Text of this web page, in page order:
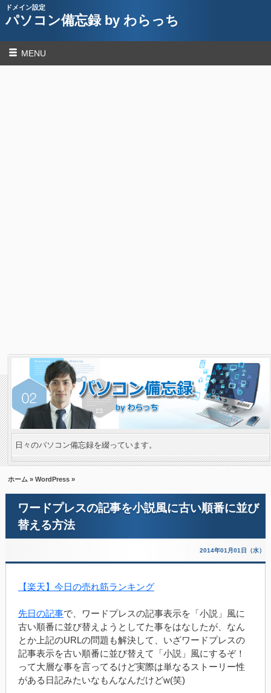
ドメイン設定
パソコン備忘録 by わらっち
MENU
日々のパソコン備忘録を綴っています。
ホーム »WordPress »
ワードプレスの記事を小説風に古い順番に並び
替える方法
2014年01月01日（水）
【楽天】今日の売れ筋ランキング
先日の記事で、ワードプレスの記事表示を「小説」風に
古い順番に並び替えようとしてた事をはなしたが、なん
とか上記のURLの問題も解決して、いざワードプレスの
記事表示を古い順番に並び替えて「小説」風にするぞ！
って大層な事を言ってるけど実際は単なるストーリー性
がある日記みたいなもんなんだけどw(笑)